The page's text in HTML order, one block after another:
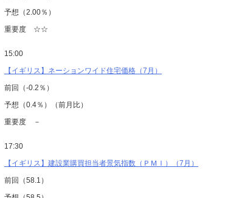
予想（2.00％）
重要度 ☆☆
15:00
【イギリス】ネーションワイド住宅価格（7月）
前回（-0.2％）
予想（0.4％）（前月比）
重要度 －
17:30
【イギリス】建設業購買担当者景気指数（ＰＭＩ）（7月）
前回（58.1）